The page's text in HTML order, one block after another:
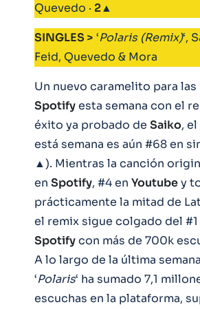
Quevedo · 2▲
SINGLES > ‘Polaris (Remix)‘,
Feid, Quevedo & Mora
Un nuevo caramelito para
Spotifyesta semana con el
éxito ya probado de Saiko, el
está semana es aún #68 en
▲). Mientras la canción
en Spotify, #4 en Youtubey
prácticamente la mitad de
el remix sigue colgado del
Spotifycon más de 700k
A lo largo de la última
‘Polaris‘ ha sumado 7,1
escuchas en la plataforma,